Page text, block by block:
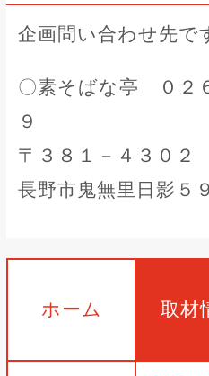
企画問い合わせ先で
〇素そばな亭 ０２
９
〒３８１－４３０２
長野市鬼無里日影５
ホーム 取材